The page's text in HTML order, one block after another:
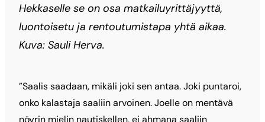
Hekkaselle se on osa matkailuyrittäjyyttä,
luontoisetu ja rentoutumistapa yhtä aikaa.
Kuva: Sauli Herva.
”Saalis saadaan, mikäli joki sen antaa. Joki puntaroi,
onko kalastaja saaliin arvoinen. Joelle on mentävä
nöyrin mielin nautiskellen, ei ahmana saaliin